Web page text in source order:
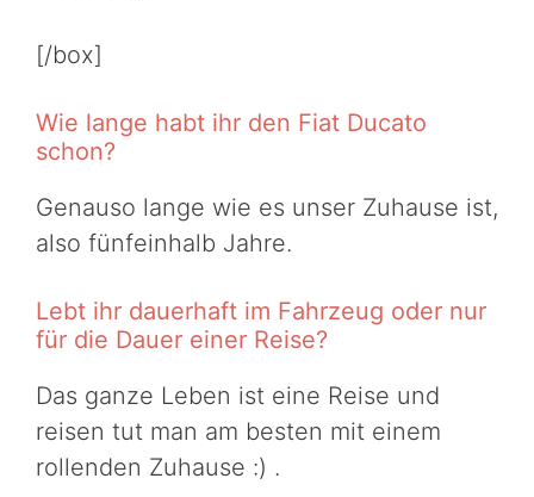
[/box]
Wie lange habt ihr den Fiat Ducato
schon?
Genauso lange wie es unser Zuhause ist,
also fünfeinhalb Jahre.
Lebt ihr dauerhaft im Fahrzeug oder nur
für die Dauer einer Reise?
Das ganze Leben ist eine Reise und
reisen tut man am besten mit einem
rollenden Zuhause :) .